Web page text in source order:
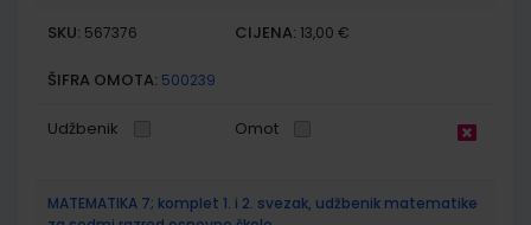
SKU: 567376 CIJENA: 13,00 €
ŠIFRA OMOTA: 500239
Udžbenik Omot
MATEMATIKA 7; komplet 1. i 2. svezak, udžbenik matematike